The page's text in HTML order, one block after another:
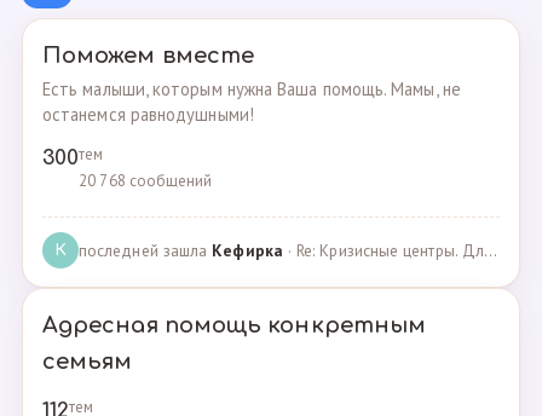
Поможем вместе
Есть малыши, которым нужна Ваша помощь. Мамы, не
останемся равнодушными!
300тем
20 768 сообщений
К последней зашла Кефирка · Re: Кризисные центры. Для женщин, попавших в трудн… · 06.03.2022
Адресная помощь конкретным
семьям
112тем